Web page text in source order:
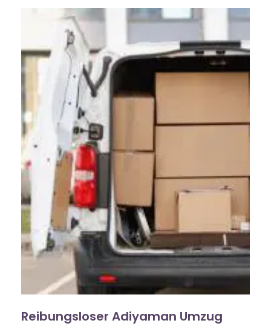
Reibungsloser Adiyaman Umzug